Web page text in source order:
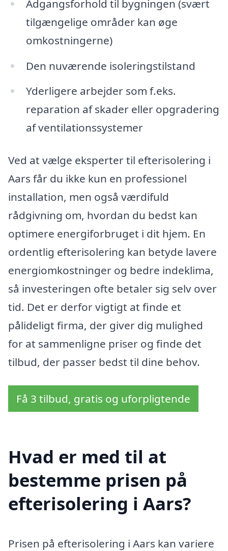
Adgangsforhold til bygningen (svært
tilgængelige områder kan øge
omkostningerne)
Den nuværende isoleringstilstand
Yderligere arbejder som f.eks.
reparation af skader eller opgradering
af ventilationssystemer
Ved at vælge eksperter til efterisolering i
Aars får du ikke kun en professionel
installation, men også værdifuld
rådgivning om, hvordan du bedst kan
optimere energiforbruget i dit hjem. En
ordentlig efterisolering kan betyde lavere
energiomkostninger og bedre indeklima,
så investeringen ofte betaler sig selv over
tid. Det er derfor vigtigt at finde et
pålideligt firma, der giver dig mulighed
for at sammenligne priser og finde det
tilbud, der passer bedst til dine behov.
Få 3 tilbud, gratis og uforpligtende
Hvad er med til at
bestemme prisen på
efterisolering i Aars?
Prisen på efterisolering i Aars kan variere